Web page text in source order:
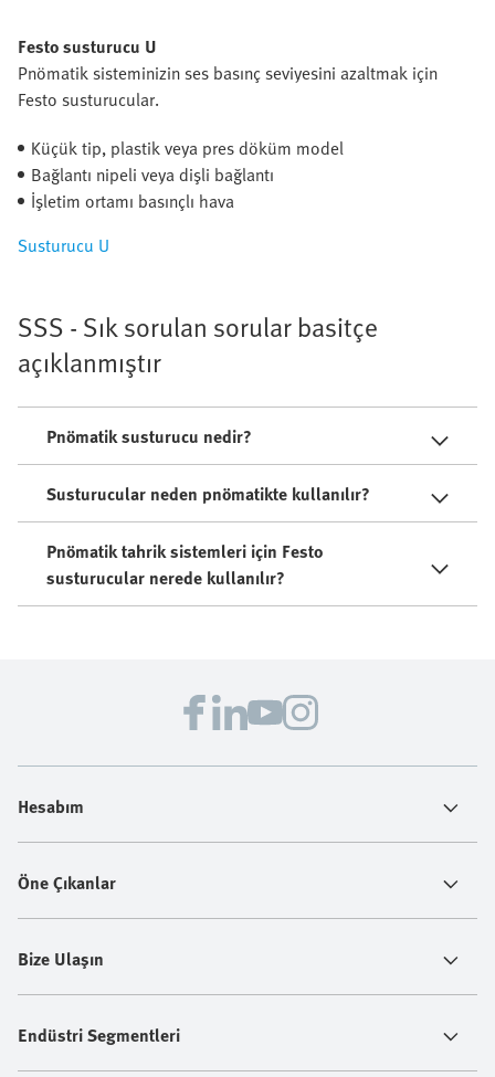
Festo susturucu U
Pnömatik sisteminizin ses basınç seviyesini azaltmak için
Festo susturucular.
Küçük tip, plastik veya pres döküm model
Bağlantı nipeli veya dişli bağlantı
İşletim ortamı basınçlı hava
Susturucu U
SSS - Sık sorulan sorular basitçe
açıklanmıştır
Pnömatik susturucu nedir?
Susturucular neden pnömatikte kullanılır?
Pnömatik tahrik sistemleri için Festo
susturucular nerede kullanılır?
Hesabım
Öne Çıkanlar
Bize Ulaşın
Endüstri Segmentleri